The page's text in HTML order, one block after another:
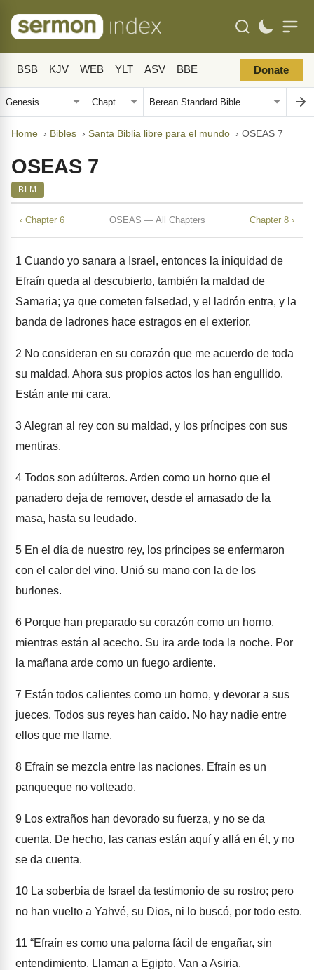
BSB KJV WEB YLT ASV BBE Donate
Home › Bibles › Santa Biblia libre para el mundo › OSEAS 7
OSEAS 7
BLM
‹ Chapter 6 OSEAS — All Chapters Chapter 8 ›
1 Cuando yo sanara a Israel, entonces la iniquidad de
Efraín queda al descubierto, también la maldad de
Samaria; ya que cometen falsedad, y el ladrón entra, y la
banda de ladrones hace estragos en el exterior.
2 No consideran en su corazón que me acuerdo de toda
su maldad. Ahora sus propios actos los han engullido.
Están ante mi cara.
3Alegran al rey con su maldad, y los príncipes con sus
mentiras.
4 Todos son adúlteros. Arden como un horno que el
panadero deja de remover, desde el amasado de la
masa, hasta su leudado.
5 En el día de nuestro rey, los príncipes se enfermaron
con el calor del vino. Unió su mano con la de los
burlones.
6 Porque han preparado su corazón como un horno,
mientras están al acecho. Su ira arde toda la noche. Por
la mañana arde como un fuego ardiente.
7 Están todos calientes como un horno, y devorar a sus
jueces. Todos sus reyes han caído. No hay nadie entre
ellos que me llame.
8 Efraín se mezcla entre las naciones. Efraín es un
panqueque no volteado.
9 Los extraños han devorado su fuerza, y no se da
cuenta. De hecho, las canas están aquí y allá en él, y no
se da cuenta.
10 La soberbia de Israel da testimonio de su rostro; pero
no han vuelto a Yahvé, su Dios, ni lo buscó, por todo esto.
11 “Efraín es como una paloma fácil de engañar, sin
entendimiento. Llaman a Egipto. Van a Asiria.